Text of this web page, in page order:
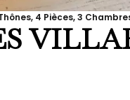
4 Pièces, 3